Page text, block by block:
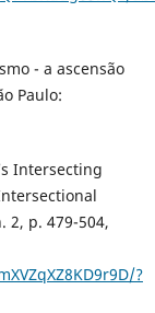
- a ascensão
Paulo:
Intersecting
2, p. 479-504,
?